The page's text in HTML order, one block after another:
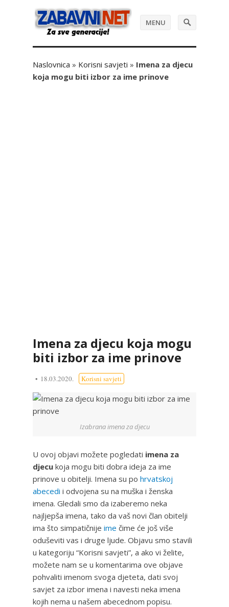
MENU
Naslovnica » Korisni savjeti » Imena za djecu
koja mogu biti izbor za ime prinove
Imena za djecu koja mogu
biti izbor za ime prinove
18.03.2020. Korisni savjeti
Izabrana imena za djecu
U ovoj objavi možete pogledati imena za
djecu koja mogu biti dobra ideja za ime
prinove u obitelji. Imena su po hrvatskoj
abecedi i odvojena su na muška i ženska
imena. Gledali smo da izaberemo neka
najljepša imena, tako da vaš novi član obitelji
ima što simpatičnije ime čime će još više
oduševiti vas i druge ljude. Objavu smo stavili
u kategoriju “Korisni savjeti”, a ako vi želite,
možete nam se u komentarima ove objave
pohvaliti imenom svoga djeteta, dati svoj
savjet za izbor imena i navesti neka imena
kojih nema u našem abecednom popisu.